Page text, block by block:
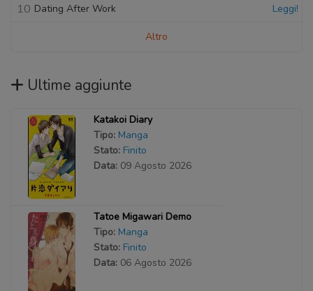
10 Dating After Work Leggi!
Altro
Ultime aggiunte
Katakoi Diary
Tipo: Manga
Stato: Finito
Data: 09 Agosto 2026
Tatoe Migawari Demo
Tipo: Manga
Stato: Finito
Data: 06 Agosto 2026